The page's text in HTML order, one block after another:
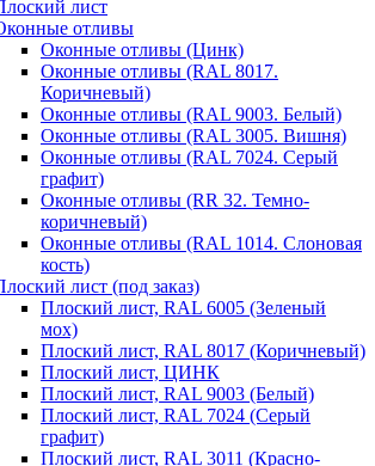
лист
отливы
Оконные отливы (Цинк)
Оконные отливы (RAL 8017.
Коричневый)
Оконные отливы (RAL 9003. Белый)
Оконные отливы (RAL 3005. Вишня)
Оконные отливы (RAL 7024. Серый
графит)
Оконные отливы (RR 32. Темно-
коричневый)
Оконные отливы (RAL 1014. Слоновая
кость)
лист (под заказ)
Плоский лист, RAL 6005 (Зеленый
мох)
Плоский лист, RAL 8017 (Коричневый)
Плоский лист, ЦИНК
Плоский лист, RAL 9003 (Белый)
Плоский лист, RAL 7024 (Серый
графит)
Плоский лист, RAL 3011 (Красно-